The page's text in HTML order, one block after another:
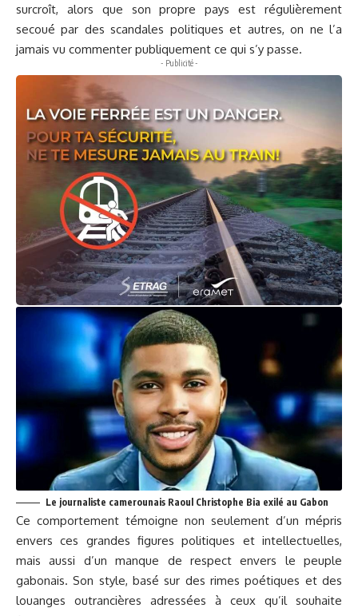
surcroît, alors que son propre pays est régulièrement
secoué par des scandales politiques et autres, on ne l’a
jamais vu commenter publiquement ce qui s’y passe.
- Publicité -
Le journaliste camerounais Raoul Christophe Bia exilé au Gabon
Ce comportement témoigne non seulement d’un mépris
envers ces grandes figures politiques et intellectuelles,
mais aussi d’un manque de respect envers le peuple
gabonais. Son style, basé sur des rimes poétiques et des
louanges outrancières adressées à ceux qu’il souhaite